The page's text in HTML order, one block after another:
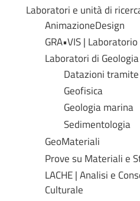
Laboratori e unità di
AnimazioneDesign
GRA•VIS |
Laboratori di Geologia
Datazioni
Geofisica
Geologia marina
Sedimentologia
GeoMateriali
Prove su Materiali e
LACHE | Analisi e
Culturale